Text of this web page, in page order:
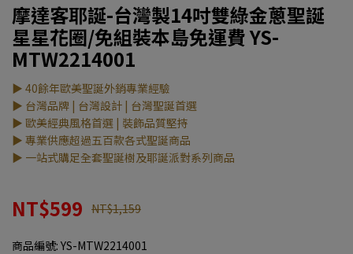
摩達客耶誕-台灣製14吋雙綠金蔥聖誕
星星花圈/免組裝本島免運費 YS-
MTW2214001
▶ 40餘年歐美聖誕外銷專業經驗
▶ 台灣品牌 | 台灣設計 | 台灣聖誕首選
▶ 歐美經典風格首選 | 裝飾品質堅持
▶ 專業供應超過五百款各式聖誕商品
▶ 一站式購足全套聖誕樹及耶誕派對系列商品
NT$599 NT$1,159
商品編號: YS-MTW2214001